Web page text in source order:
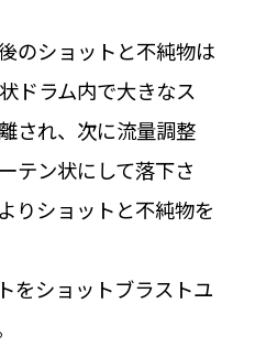
のショットと不純物は
ドラム内で大きなス
され、次に流量調整
テン状にして落下さ
りショットと不純物を
をショットブラストユ